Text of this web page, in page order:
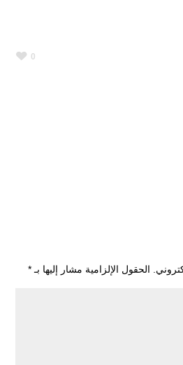
0
الحقول الإلزامية مشار إليها بـ *